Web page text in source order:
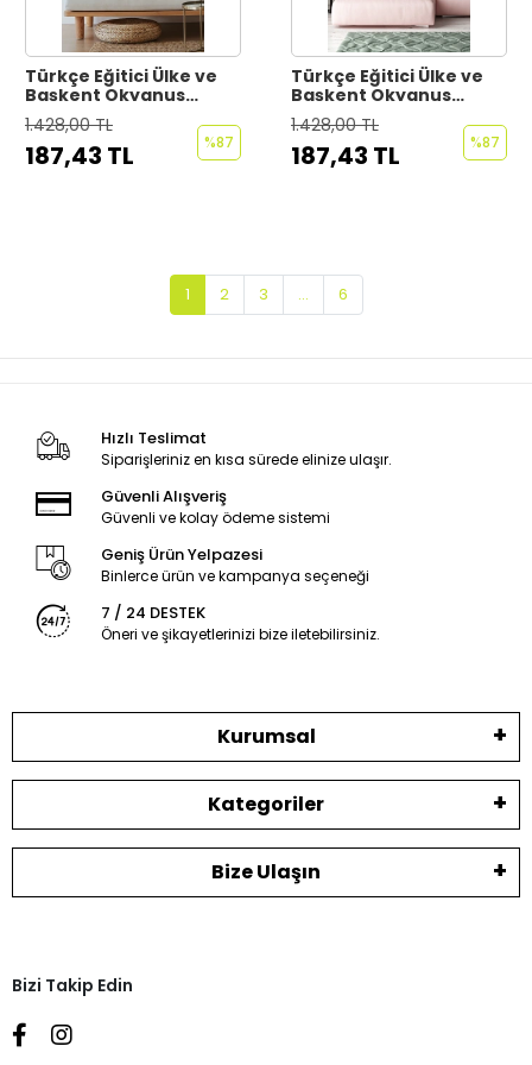
Türkçe Eğitici Ülke ve
Başkent Okyanus
Detaylı Atlası Dünya
Haritası Duvar
Sticker -60x105-3870
1.428,00 TL
187,43 TL %87
Türkçe Eğitici Ülke ve
Başkent Okyanus
Detaylı Atlası Dünya
Haritası Duvar
Sticker -60x105-3869
1.428,00 TL
187,43 TL %87
1 2 3 ... 6
Hızlı Teslimat
Siparişleriniz en kısa sürede elinize ulaşır.
Güvenli Alışveriş
Güvenli ve kolay ödeme sistemi
Geniş Ürün Yelpazesi
Binlerce ürün ve kampanya seçeneği
7 / 24 DESTEK
Öneri ve şikayetlerinizi bize iletebilirsiniz.
Kurumsal
Kategoriler
Bize Ulaşın
Bizi Takip Edin